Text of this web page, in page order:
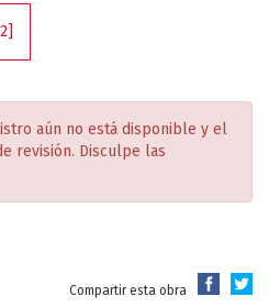
aún no está disponible y el
revisión. Disculpe las
Compartir esta obra